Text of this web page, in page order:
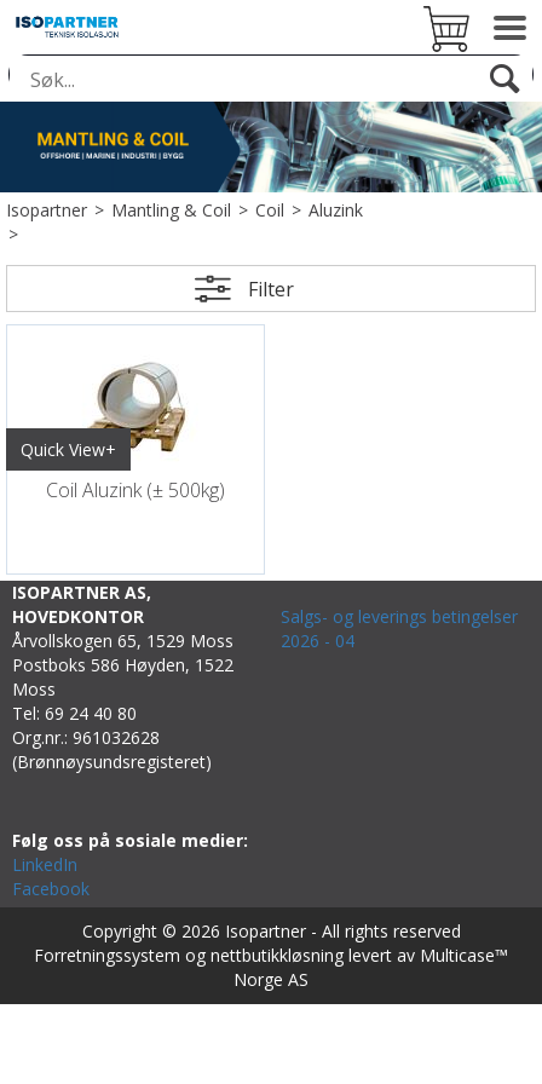
Isopartner>Mantling & Coil>Coil>Aluzink
>
Filter
Quick View+
Coil Aluzink (± 500kg)
ISOPARTNER AS,
HOVEDKONTOR
Årvollskogen 65, 1529 Moss
Postboks 586 Høyden, 1522
Moss
Tel: 69 24 40 80
Org.nr.: 961032628
(Brønnøysundsregisteret)
Salgs- og leverings betingelser
2026 - 04
Følg oss på sosiale medier:
LinkedIn
Facebook
Copyright © 2026 Isopartner - All rights reserved
Forretningssystem og nettbutikkløsning levert av Multicase™
Norge AS